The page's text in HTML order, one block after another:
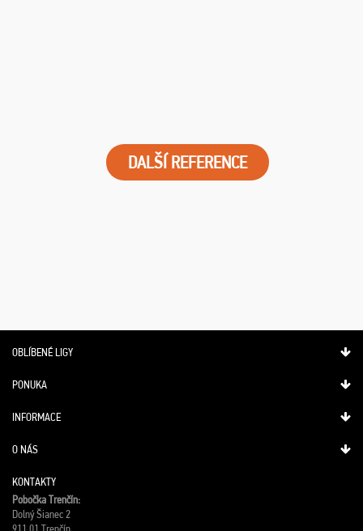
DALŠÍ REFERENCE
OBLÍBENÉ LIGY
PONUKA
INFORMACE
O NÁS
KONTAKTY
Pobočka Trenčín:
Dolný Šianec 2